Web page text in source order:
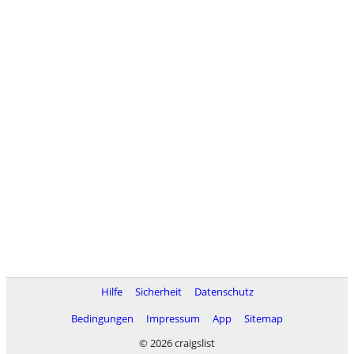
Hilfe Sicherheit
Datenschutz
Bedingungen
Impressum App
Sitemap
© 2026 craigslist